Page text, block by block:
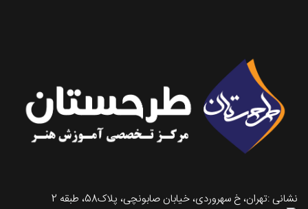
نشانی :تهران، خ سهروردی، خیابان صابونچی، پلاک58، طبقه 2